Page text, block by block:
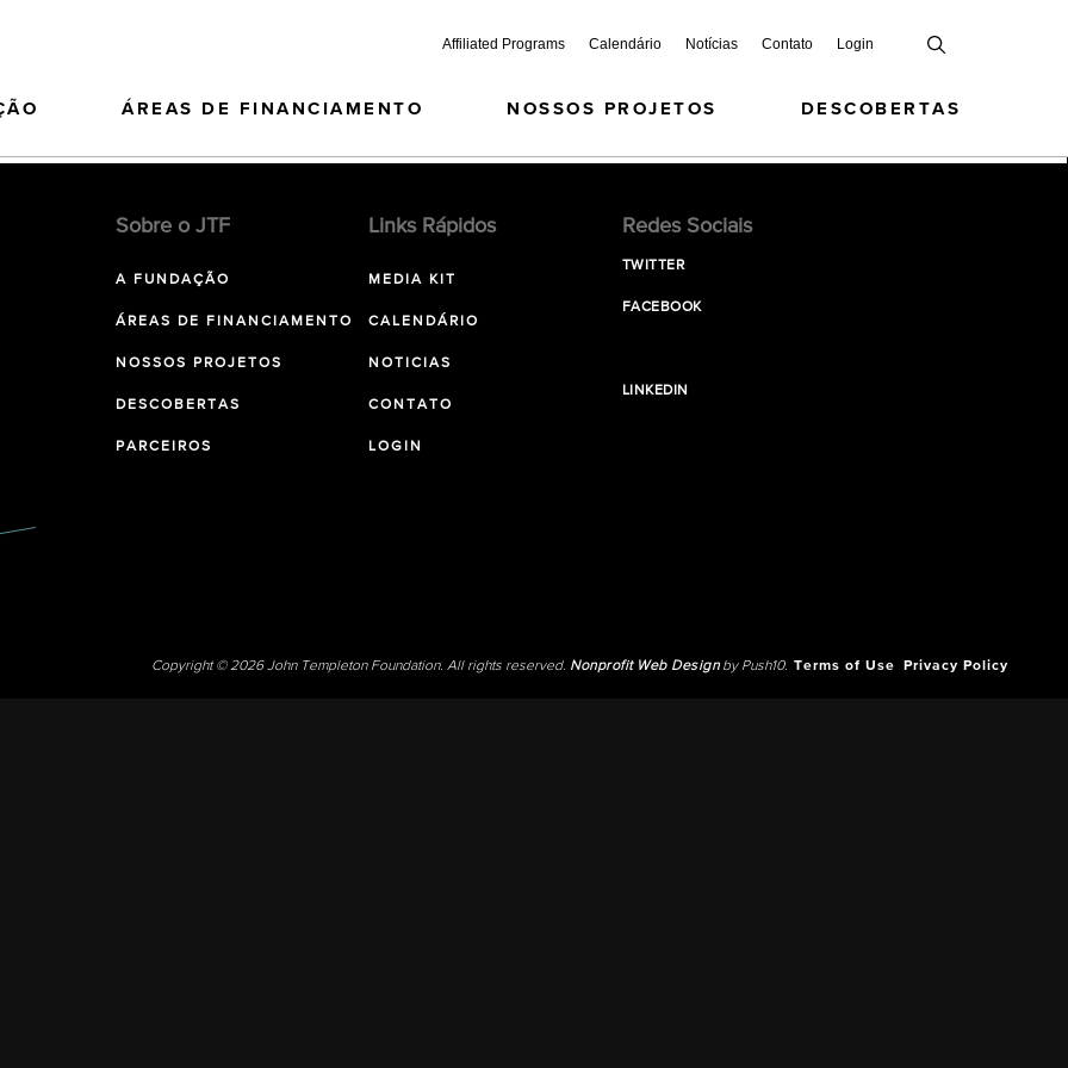
Affiliated Programs Calendário Notícias Contato Login
ÁREAS DE FINANCIAMENTO NOSSOS PROJETOS DESCOBERTAS
Sobre o JTF
A FUNDAÇÃO
ÁREAS DE FINANCIAMENTO
NOSSOS PROJETOS
DESCOBERTAS
PARCEIROS
Links Rápidos
MEDIA KIT
CALENDÁRIO
NOTICIAS
CONTATO
LOGIN
Redes Sociais
TWITTER
FACEBOOK
LINKEDIN
Copyright © 2026 John Templeton Foundation. All rights reserved. Nonprofit Web Designby Push10. Terms of Use Privacy Policy